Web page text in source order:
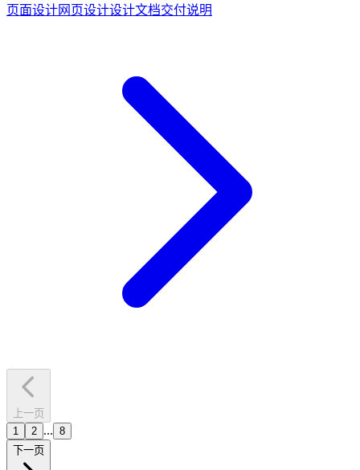
能被执行的页面设计说明。
页面设计网页设计设计文档交付说明
上一页
1
2 ... 8
下一页